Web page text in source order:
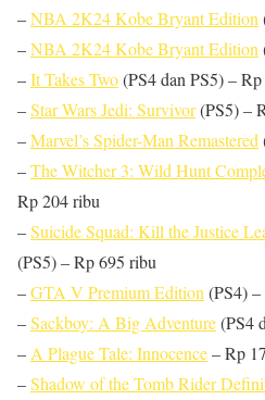
–NBA 2K24 Kobe Bryant Edition
–NBA 2K24 Kobe Bryant Edition
–It Takes Two(PS4 dan PS5) –
–Star Wars Jedi: Survivor(PS5) –
–Marvel’s Spider-Man Remastered
–The Witcher 3: Wild Hunt
Rp 204 ribu
–Suicide Squad: Kill the Justice
(PS5) – Rp 695 ribu
–GTA V Premium Edition (PS4)
–Sackboy: A Big Adventure(PS4
– A Plague Tale: Innocence– Rp
–Shadow of the Tomb Rider